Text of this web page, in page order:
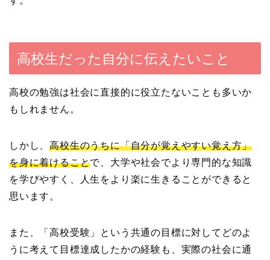
高校生だった自分に伝えたいこと
高校の勉強は社会に直接的に役立たないことも多いか
もしれません。
しかし、高校生のうちに「自分が覚えやすい覚え方」
を身に着けることで、大学や社会でより専門的な知識
を学びやすく、人生をより楽に生きることができると
思います。
また、「高校受験」という共通の目標に対してどのよ
うに考えて目標達成したかの経験も、実際の社会に通